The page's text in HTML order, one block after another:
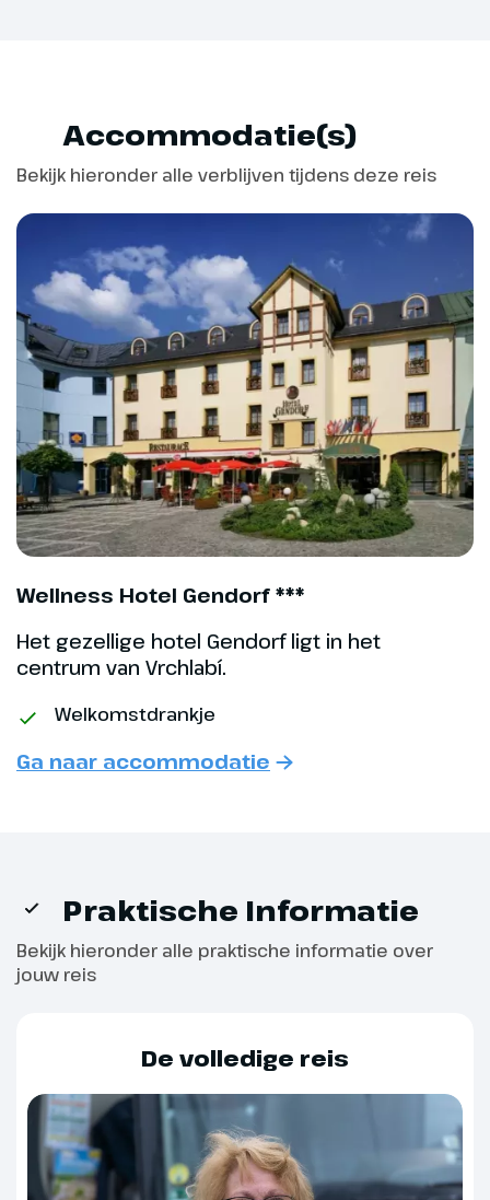
Dag 5
Vrije dag
Vandaag heb je een vrije dag,
geheel naar eigen wens in te
vullen. Onze chauffeur geeft je
graag wat tips en suggesties
voor leuke uitstapjes in de
wandeling of geniet van de
wellness in het hotel. Vanavond
is er een gezellige avond met live
muziek in het hotel.
Skály
Vandaag bezoeken we één van
de mooiste stadjes van de Oost-
Accommodatie(s)
Bekijk hieronder alle verblijven tijdens deze reis
Wellness Hotel Gendorf ***
Het gezellige hotel Gendorf ligt in het
centrum van Vrchlabí.
Welkomstdrankje
Ga naar accommodatie
Praktische Informatie
Bekijk hieronder alle praktische informatie over
jouw reis
De volledige reis